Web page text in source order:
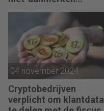
juridische kosten als
‘significante
aangelegenheid’
04 november 2024
Cryptobedrijven
verplicht om klantdata